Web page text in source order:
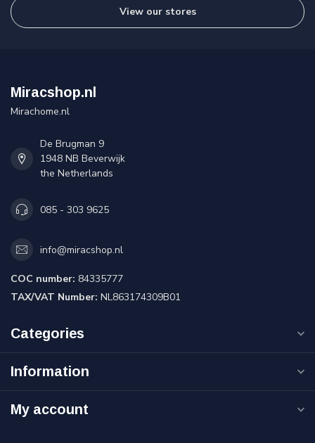
View our stores
Miracshop.nl
Mirachome.nl
De Brugman 9
1948 NB Beverwijk
the Netherlands
085 - 303 9625
info@miracshop.nl
COC number: 84335777
TAX/VAT Number: NL863174309B01
Categories
Information
My account